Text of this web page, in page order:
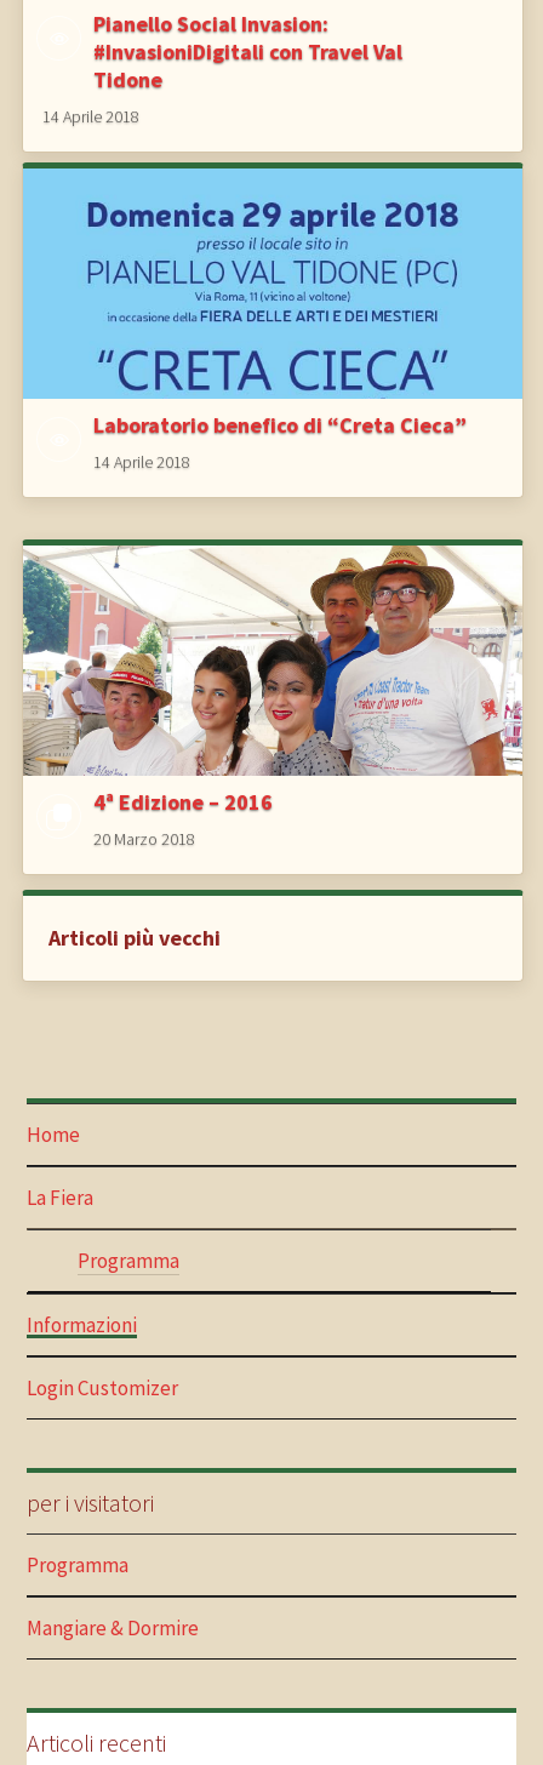
Pianello Social Invasion:
#InvasioniDigitali con Travel Val
Tidone
14 Aprile 2018
Laboratorio benefico di “Creta Cieca”
14 Aprile 2018
4ª Edizione – 2016
20 Marzo 2018
Articoli più vecchi
Home
La Fiera
Programma
Informazioni
Login Customizer
per i visitatori
Programma
Mangiare & Dormire
Articoli recenti